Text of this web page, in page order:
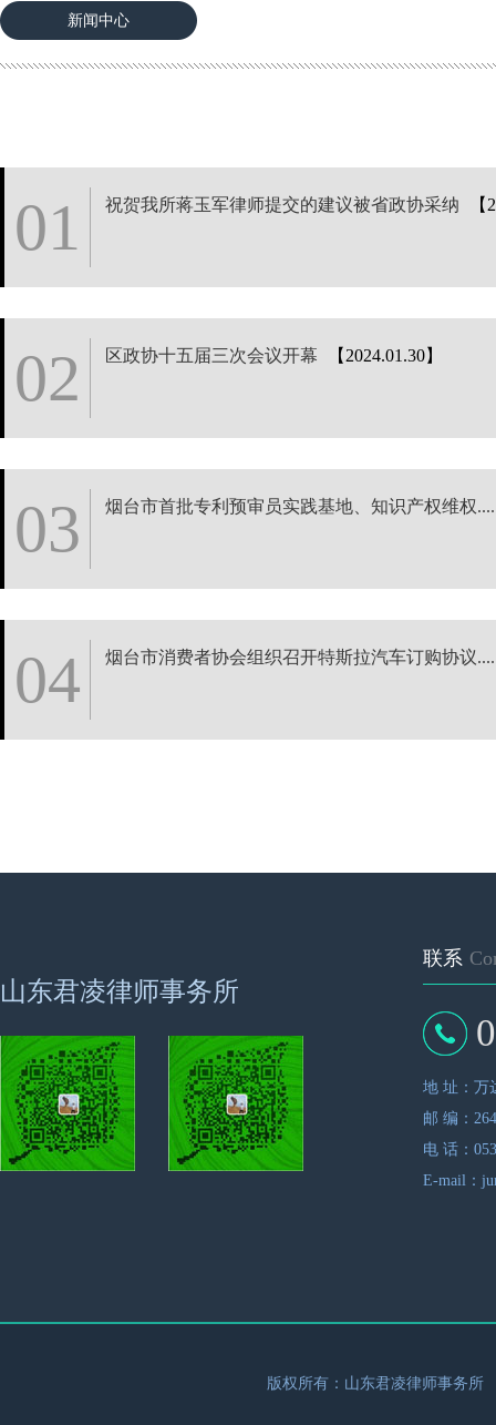
新闻中心
01 祝贺我所蒋玉军律师提交的建议被省政协采纳
02 区政协十五届三次会议开幕 【2024.01.30】
03 烟台市首批专利预审员实践基地、知识产权维权....
04 烟台市消费者协会组织召开特斯拉汽车订购协议....
山东君凌律师事务所
联系
地 址：万
邮 编：
电 话：
E-mail：
版权所有：山东君凌律师事